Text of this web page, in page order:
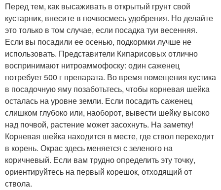
Перед тем, как высаживать в открытый грунт свой
кустарник, внесите в почвосмесь удобрения. Но делайте
это только в том случае, если посадка туи весенняя.
Если вы посадили ее осенью, подкормки лучше не
использовать. Представители Кипарисовых отлично
воспринимают нитроаммофоску: один саженец
потребует 500 г препарата. Во время помещения кустика
в посадочную яму позаботьтесь, чтобы корневая шейка
осталась на уровне земли. Если посадить саженец
слишком глубоко или, наоборот, вывести шейку высоко
над почвой, растение может засохнуть. На заметку!
Корневая шейка находится в месте, где ствол переходит
в корень. Окрас здесь меняется с зеленого на
коричневый. Если вам трудно определить эту точку,
ориентируйтесь на первый корешок, отходящий от
ствола.